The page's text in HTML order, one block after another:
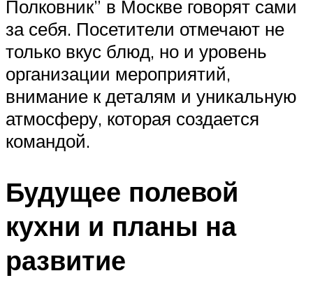
Полковник” в Москве говорят сами
за себя. Посетители отмечают не
только вкус блюд, но и уровень
организации мероприятий,
внимание к деталям и уникальную
атмосферу, которая создается
командой.
Будущее полевой
кухни и планы на
развитие